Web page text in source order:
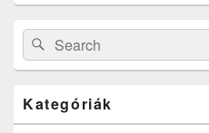
Search
for:
Search
Kategóriák